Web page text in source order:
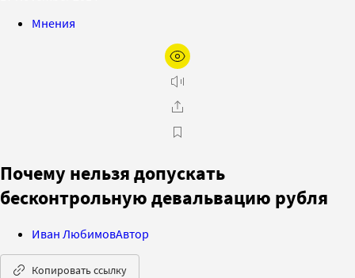
Мнения
Почему нельзя допускать
бесконтрольную девальвацию рубля
Иван ЛюбимовАвтор
Копировать ссылку